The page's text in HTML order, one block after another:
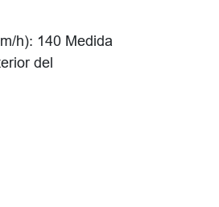
h): 140 Medida
del